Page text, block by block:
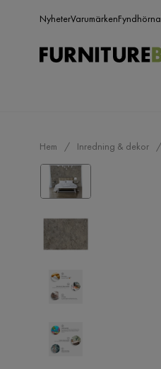
NyheterVarumärkenFyndhörna
Hem Inredning & dekor